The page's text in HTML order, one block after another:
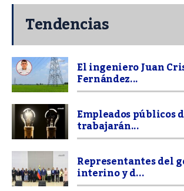
Tendencias
El ingeniero Juan
Fernández...
Empleados públicos
trabajarán...
Representantes del
interino y d...